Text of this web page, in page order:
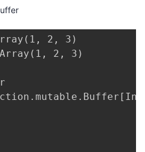
2, 3)
2, 3)